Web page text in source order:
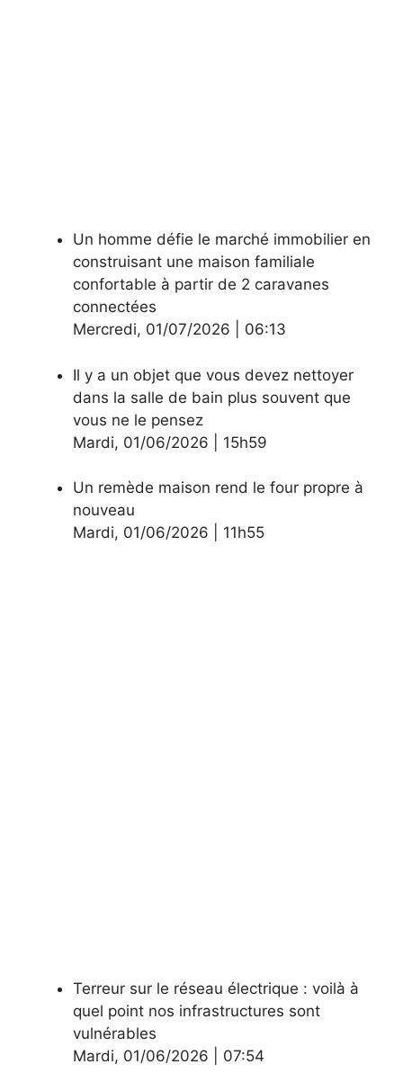
Un homme défie le marché immobilier en
construisant une maison familiale
confortable à partir de 2 caravanes
connectées
Mercredi, 01/07/2026 06:13
Il y a un objet que vous devez nettoyer
dans la salle de bain plus souvent que
vous ne le pensez
Mardi, 01/06/2026 15h59
Un remède maison rend le four propre à
nouveau
Mardi, 01/06/2026 11h55
Terreur sur le réseau électrique : voilà à
quel point nos infrastructures sont
vulnérables
Mardi, 01/06/2026 07:54